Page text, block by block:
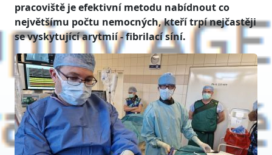
pracoviště je efektivní metodu nabídnout co
největšímu počtu nemocných, kteří trpí nejčastěji
se vyskytující arytmií - fibrilací síní.